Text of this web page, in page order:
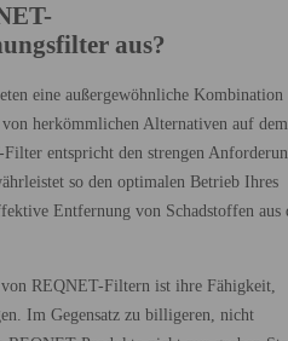
aus?
eine außergewöhnliche Kombination
herkömmlichen Alternativen auf dem
entspricht den strengen
so den optimalen Betrieb Ihres
Entfernung von Schadstoffen aus
REQNET-Filtern ist ihre Fähigkeit,
Im Gegensatz zu billigeren, nicht